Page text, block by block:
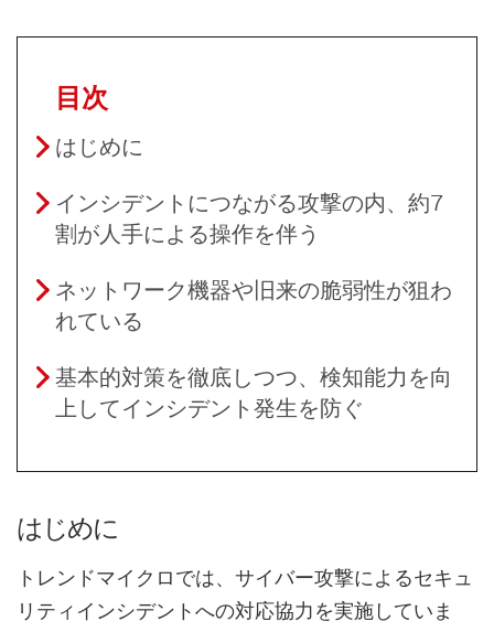
目次
はじめに
インシデントにつながる攻撃の内、約7
割が人手による操作を伴う
ネットワーク機器や旧来の脆弱性が狙わ
れている
基本的対策を徹底しつつ、検知能力を向
上してインシデント発生を防ぐ
はじめに
トレンドマイクロでは、サイバー攻撃によるセキュ
リティインシデントへの対応協力を実施していま